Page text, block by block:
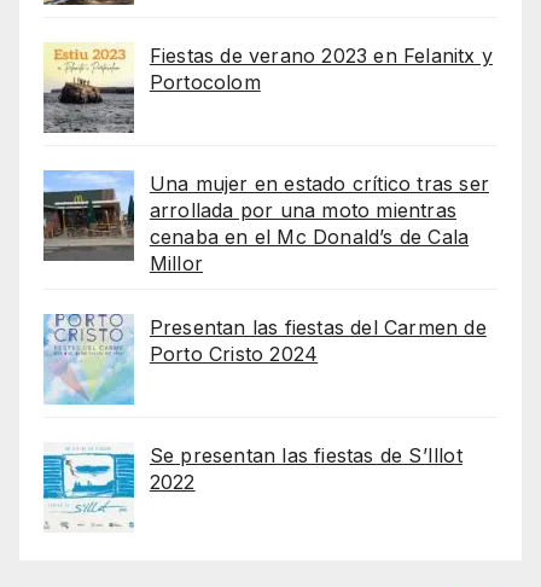
Fiestas de verano 2023 en Felanitx y
Portocolom
Una mujer en estado crítico tras ser
arrollada por una moto mientras
cenaba en el Mc Donald’s de Cala
Millor
Presentan las fiestas del Carmen de
Porto Cristo 2024
Se presentan las fiestas de S’Illot
2022